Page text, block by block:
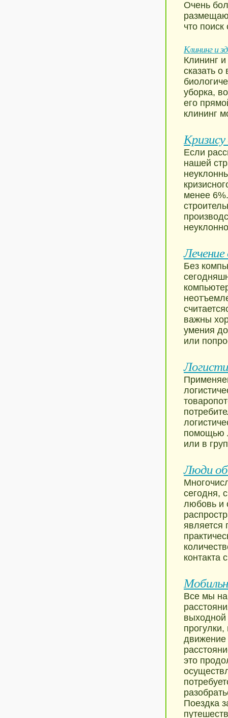
Очень
что поиск
Клининг и
Клининг
сказать о
уборка,
его
клининг
Если
нашей
менее
Лечение
Без
важны
умения
или
помощью
или в
Люди
сегодня,
любовь и
является
контакта
Все мы
движение
это
Поездка